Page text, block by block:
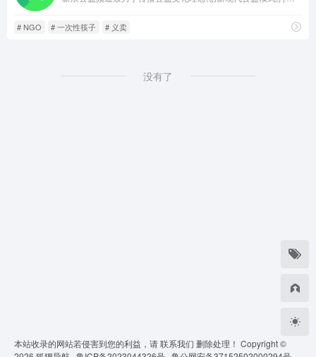
# NGO # 一次性筷子 # 义卖
没有了
本站收录的网站若侵害到您的利益，请联系我们 删除处理！ Copyright ©